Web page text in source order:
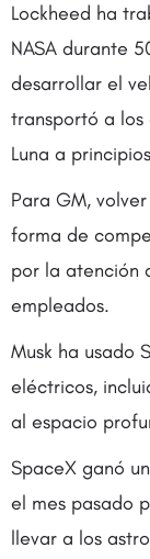
Lockheed ha
NASA durante
desarrollar el
transportó a
Luna a
Para GM,
forma de
por la atención
empleados.
Musk ha usado
eléctricos,
al espacio
SpaceX ganó
el mes pasado
llevar a los